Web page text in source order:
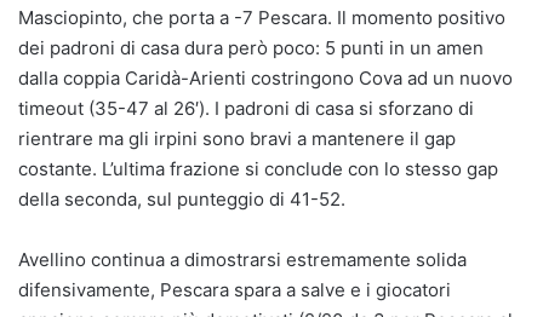
Masciopinto, che porta a -7 Pescara. Il momento positivo
dei padroni di casa dura però poco: 5 punti in un amen
dalla coppia Caridà-Arienti costringono Cova ad un nuovo
timeout (35-47 al 26′). I padroni di casa si sforzano di
rientrare ma gli irpini sono bravi a mantenere il gap
costante. L’ultima frazione si conclude con lo stesso gap
della seconda, sul punteggio di 41-52.
Avellino continua a dimostrarsi estremamente solida
difensivamente, Pescara spara a salve e i giocatori